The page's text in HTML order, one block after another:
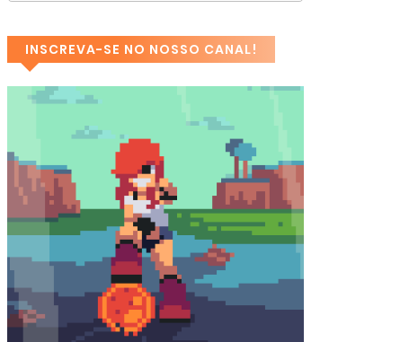
INSCREVA-SE NO NOSSO CANAL!